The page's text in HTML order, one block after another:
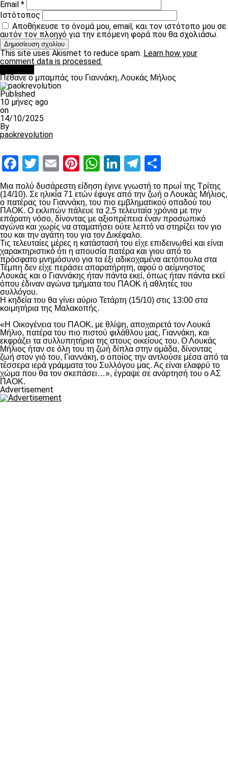
Email *
Ιστότοπος
Αποθήκευσε το όνομά μου, email, και τον ιστότοπο μου σε
αυτόν τον πλοηγό για την επόμενη φορά που θα σχολιάσω.
This site uses Akismet to reduce spam. Learn how your
comment data is processed.
Πέθανε ο μπαμπάς του Γιαννάκη, Λουκάς Μήλιος
Published
10 μήνες ago
on
14/10/2025
By
paokrevolution
Facebook
Twitter
EmailPinterest
WhatsApp
LinkedIn
Telegram
Μια πολύ δυσάρεστη είδηση έγινε γνωστή το πρωί της Τρίτης
(14/10). Σε ηλικία 71 ετών έφυγε από την ζωή ο Λουκάς Μήλιος,
ο πατέρας του Γιαννάκη, του πιο εμβληματικού οπαδού του
ΠΑΟΚ. Ο εκλιπών πάλευε τα 2,5 τελευταία χρόνια με την
επάρατη νόσο, δίνοντας με αξιοπρέπεια έναν προσωπικό
αγώνα και χωρίς να σταματήσει ούτε λεπτό να στηρίζει τον γιο
του και την αγάπη του για τον Δικέφαλο.
Τις τελευταίες μέρες η κατάστασή του είχε επιδεινωθεί και είναι
χαρακτηριστικό ότι η απουσία πατέρα και γιου από το
πρόσφατο μνημόσυνο για τα έξι αδικοχαμένα αετόπουλα στα
Τέμπη δεν είχε περάσει απαρατήρητη, αφού ο αείμνηστος
Λουκάς και ο Γιαννάκης ήταν πάντα εκεί, όπως ήταν πάντα εκεί
όπου έδιναν αγώνα τμήματα του ΠΑΟΚ ή αθλητές του
συλλόγου.
Η κηδεία του θα γίνει αύριο Τετάρτη (15/10) στις 13:00 στα
κοιμητήρια της Μαλακοπής.
«Η Οικογένεια του ΠΑΟΚ, με θλίψη, αποχαιρετά τον Λουκά
Μήλιο, πατέρα του πιο πιστού φιλάθλου μας, Γιαννάκη, και
εκφράζει τα συλλυπητήρια της στους οικείους του. Ο Λουκάς
Μήλιος ήταν σε όλη του τη ζωή δίπλα στην ομάδα, δίνοντας
ζωή στον γιό του, Γιαννάκη, ο οποίος την αντλούσε μέσα από τα
τέσσερα ιερά γράμματα του Συλλόγου μας. Ας είναι ελαφρύ το
χώμα που θα τον σκεπάσει…», έγραψε σε ανάρτησή του ο ΑΣ
ΠΑΟΚ.
Advertisement